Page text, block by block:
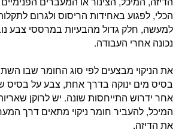
הכלי, לפגוע באחידות הריסוס ולגרום
למעשה, חלק גדול מהבעיות במרססי צבע
נכונה אחרי העבודה.
את הניקוי מבצעים לפי סוג החומר שבו
בסיס מים ינוקה בדרך אחת, צבע על בסיס
אחר ידרוש התייחסות שונה. יש לרוקן
המיכל, להעביר חומר ניקוי מתאים דרך
את הדיזה.